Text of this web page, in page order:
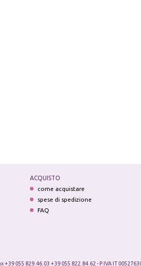
ACQUISTO
come acquistare
spese di spedizione
FAQ
+39 055 829.46.03 +39 055 822.84.62 - P.IVA IT